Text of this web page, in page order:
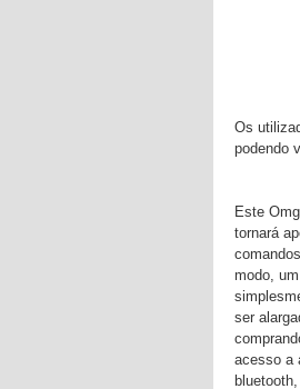
Os
podendo
Este
tornará
modo,
ser
acesso a
bluetooth,